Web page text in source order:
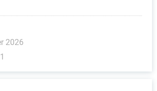
2026